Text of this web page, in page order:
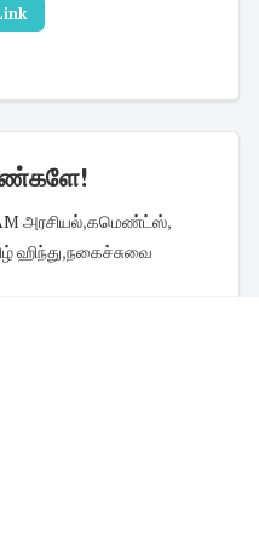
அரசியல்,கமெண்ட்ஸ்,
ஹிந்து,நகைச்சுவை